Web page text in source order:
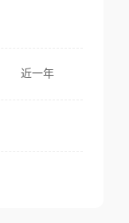
近一年